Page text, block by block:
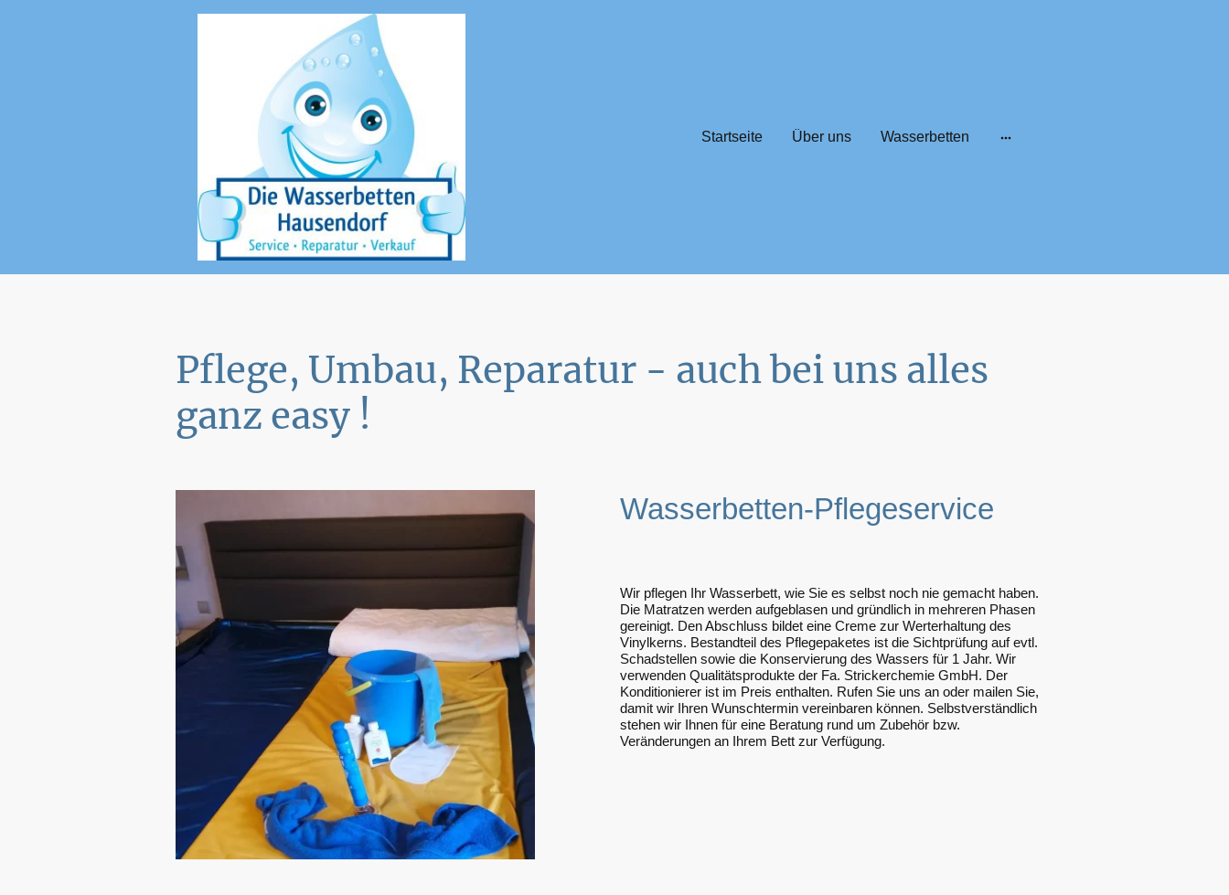
Startseite Über uns Wasserbetten
Wasserbetten-Pflegeservice
Wir pflegen Ihr Wasserbett, wie Sie es selbst noch nie gemacht haben.
Die Matratzen werden aufgeblasen und gründlich in mehreren Phasen
gereinigt. Den Abschluss bildet eine Creme zur Werterhaltung des
Vinylkerns. Bestandteil des Pflegepaketes ist die Sichtprüfung auf evtl.
Schadstellen sowie die Konservierung des Wassers für 1 Jahr. Wir
verwenden Qualitätsprodukte der Fa. Strickerchemie GmbH. Der
Konditionierer ist im Preis enthalten. Rufen Sie uns an oder mailen Sie,
damit wir Ihren Wunschtermin vereinbaren können. Selbstverständlich
stehen wir Ihnen für eine Beratung rund um Zubehör bzw.
Veränderungen an Ihrem Bett zur Verfügung.
Pflege, Umbau, Reparatur - auch bei uns alles
ganz easy !